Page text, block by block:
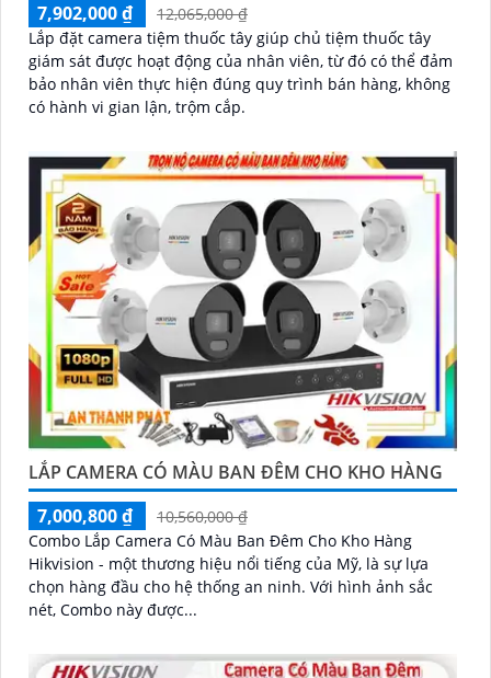
7,902,000 ₫
12,065,000 ₫
Lắp đặt camera tiệm thuốc tây giúp chủ tiệm thuốc tây
giám sát được hoạt động của nhân viên, từ đó có thể đảm
bảo nhân viên thực hiện đúng quy trình bán hàng, không
có hành vi gian lận, trộm cắp.
LẮP CAMERA CÓ MÀU BAN ĐÊM CHO KHO HÀNG
7,000,800 ₫
10,560,000 ₫
Combo Lắp Camera Có Màu Ban Đêm Cho Kho Hàng
Hikvision - một thương hiệu nổi tiếng của Mỹ, là sự lựa
chọn hàng đầu cho hệ thống an ninh. Với hình ảnh sắc
nét, Combo này được...